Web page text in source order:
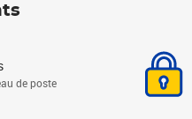
de poste